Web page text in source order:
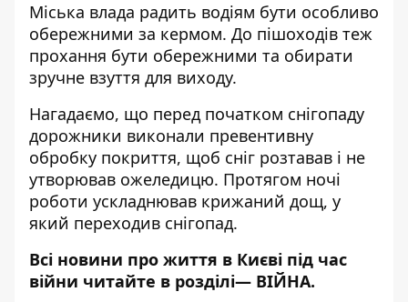
Міська влада радить водіям бути особливо
обережними за кермом. До пішоходів теж
прохання бути обережними та обирати
зручне взуття для виходу.
Нагадаємо, що перед початком снігопаду
дорожники виконали превентивну
обробку покриття, щоб сніг розтавав і не
утворював ожеледицю. Протягом ночі
роботи ускладнював крижаний дощ, у
який переходив снігопад.
Всі новини про життя в Києві під час
війни читайте в розділі— ВІЙНА.